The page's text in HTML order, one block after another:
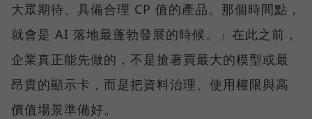
大眾期待、具備合理 CP 值的產品。那個時間點，
就會是 AI 落地最蓬勃發展的時候。」在此之前，
企業真正能先做的，不是搶著買最大的模型或最
昂貴的顯示卡，而是把資料治理、使用權限與高
價值場景準備好。